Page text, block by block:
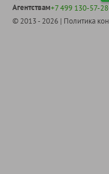
Агентствам+7 499 130-57-28
© 2013 - 2026 | Политика